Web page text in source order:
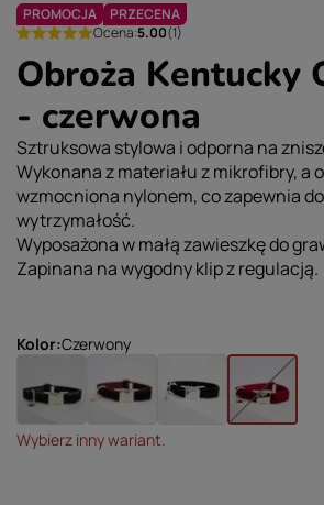
PROMOCJA
PRZECENA
Ocena:5.00(1)
Obroża Kentucky
- czerwona
Sztruksowa stylowa i odporna na
Wykonana z materiału z mikrofibry, a
wzmocniona nylonem, co zapewnia
wytrzymałość.
Wyposażona w małą zawieszkę do
Zapinana na wygodny klip z regulacją.
Kolor Czerwony
Wybierz inny wariant.